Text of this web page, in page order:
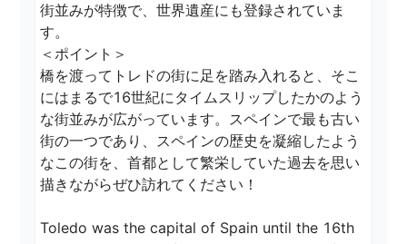
街並みが特徴で、世界遺産にも登録されていま
す。
＜ポイント＞
橋を渡ってトレドの街に足を踏み入れると、そこ
にはまるで16世紀にタイムスリップしたかのよう
な街並みが広がっています。スペインで最も古い
街の一つであり、スペインの歴史を凝縮したよう
なこの街を、首都として繁栄していた過去を思い
描きながらぜひ訪れてください！
Toledo was the capital of Spain until the 16th